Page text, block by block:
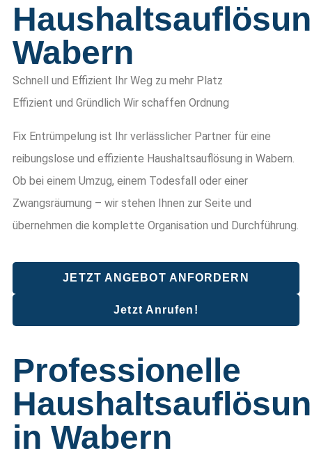
Wabern
Schnell und Effizient
Ihr Weg zu mehr Platz
Effizient und Gründlich Wir schaffen Ordnung
Fix Entrümpelung ist Ihr verlässlicher Partner für eine
reibungslose und effiziente Haushaltsauflösung in Wabern.
Ob bei einem Umzug, einem Todesfall oder einer
Zwangsräumung – wir stehen Ihnen zur Seite und
übernehmen die komplette Organisation und Durchführung.
JETZT ANGEBOT ANFORDERN
Jetzt Anrufen!
Professionelle
in Wabern